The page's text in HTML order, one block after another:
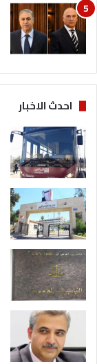
احدث الاخبار